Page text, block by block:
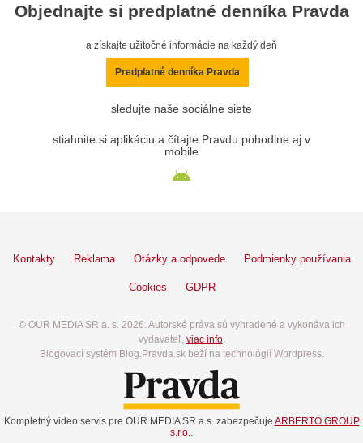
Objednajte si predplatné denníka Pravda
a získajte užitočné informácie na každý deň
Predplatné denníka Pravda
sledujte naše sociálne siete
stiahnite si aplikáciu a čítajte Pravdu pohodlne aj v
mobile
Kontakty Reklama Otázky a odpovede Podmienky používania
Cookies GDPR
© OUR MEDIA SR a. s. 2026. Autorské práva sú vyhradené a vykonáva ich
vydavateľ, viac info.
Blogovací systém Blog.Pravda.sk beží na technológií Wordpress.
Kompletný video servis pre OUR MEDIA SR a.s. zabezpečuje ARBERTO GROUP
s.r.o.